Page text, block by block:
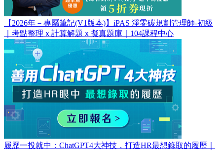
【2026年－專屬筆記(V1版本)】iPAS 淨零碳規劃管理師-初級
｜考點整理ｘ計算解題ｘ擬真題庫｜104課程中心
履歷一投就中：ChatGPT4大神技，打造HR最想錄取的履歷｜